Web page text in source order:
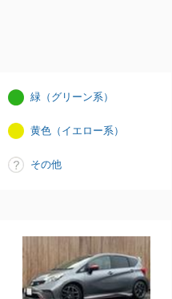
緑（グリーン系）
黄色（イエロー系）
その他